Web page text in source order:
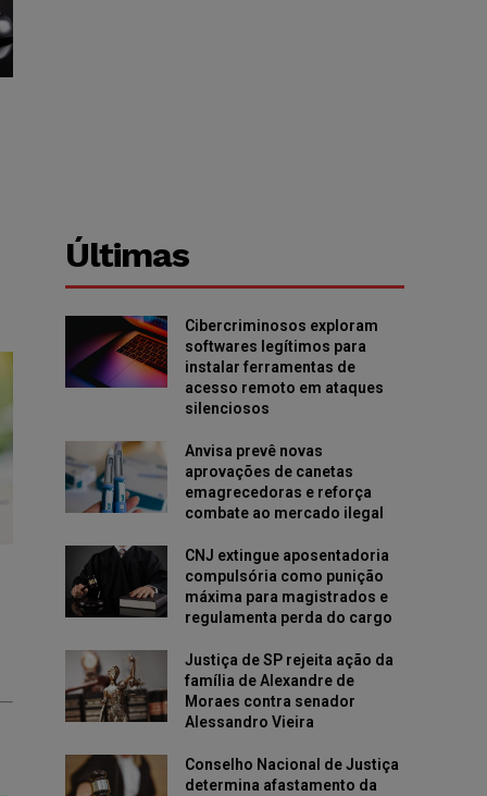
Últimas
Cibercriminosos exploram
softwares legítimos para
instalar ferramentas de
acesso remoto em ataques
silenciosos
Anvisa prevê novas
aprovações de canetas
emagrecedoras e reforça
combate ao mercado ilegal
CNJ extingue aposentadoria
compulsória como punição
máxima para magistrados e
regulamenta perda do cargo
Justiça de SP rejeita ação da
família de Alexandre de
Moraes contra senador
Alessandro Vieira
Conselho Nacional de Justiça
determina afastamento da